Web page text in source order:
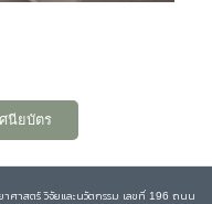
นียบัตร
ศาสตร์ วิจัยและนวัตกรรม เลขที่ 196 ถนน